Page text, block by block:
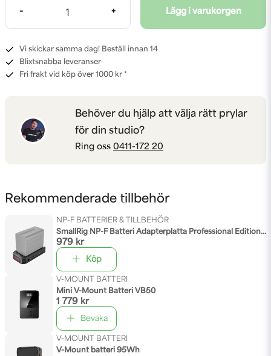
- + Lägg i varukorgen
Vi skickar samma dag! Beställ innan 14
Blixtsnabba leveranser
Fri frakt vid köp över 1000 kr *
Behöver du hjälp att välja rätt prylar
för din studio?
Ring oss 0411-172 20
Rekommenderade tillbehör
NP-F BATTERIER & TILLBEHÖR
SmallRig NP-F Batteri Adapterplatta Professional Edition 3168
979 kr
Köp
V-MOUNT BATTERI
Mini V-Mount Batteri VB50
1 779 kr
Bevaka
V-MOUNT BATTERI
V-Mount batteri 95Wh